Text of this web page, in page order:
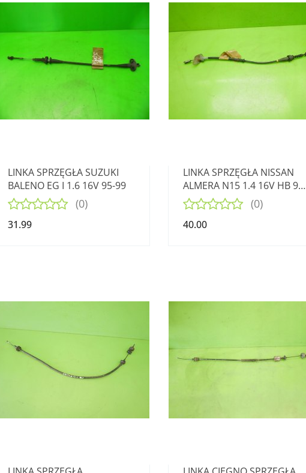
LINKA SPRZĘGŁA SUZUKI
BALENO EG I 1.6 16V 95-99
(0)
31.99
LINKA SPRZĘGŁA NISSAN
ALMERA N15 1.4 16V HB 95-
98
(0)
40.00